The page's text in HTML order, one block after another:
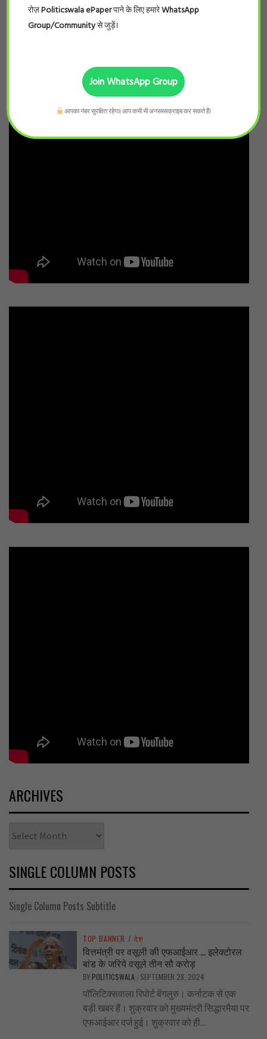
ARCHIVES
SINGLE COLUMN POSTS
Single Column Posts Subtitle
TOP BANNER / देश
वित्तमंत्री पर वसूली की एफआईआर … इलेक्टोरल
बांड के जरिये वसूले तीन सौ करोड़
BY POLITICSWALA / SEPTEMBER 28, 2024
पॉलिटिक्सवाला रिपोर्ट बेंगलुरु। कर्नाटक से एक
बड़ी खबर हैं। शुक्रवार को मुख्यमंत्री सिद्धारमैया पर
एफआईआर दर्ज हुई। शुक्रवार को ही...
रोज़Politicswala ePaperपाने के लिए हमारेWhatsApp
Group/Communityसे जुड़ें।
Join WhatsApp Group
आपका नंबर सुरक्षित रहेगा। आप कभी भी अनसब्सक्राइब कर सकते हैं।